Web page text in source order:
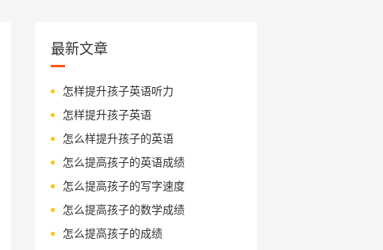
最新文章
怎样提升孩子英语听力
怎样提升孩子英语
怎么样提升孩子的英语
怎么提高孩子的英语成绩
怎么提高孩子的写字速度
怎么提高孩子的数学成绩
怎么提高孩子的成绩